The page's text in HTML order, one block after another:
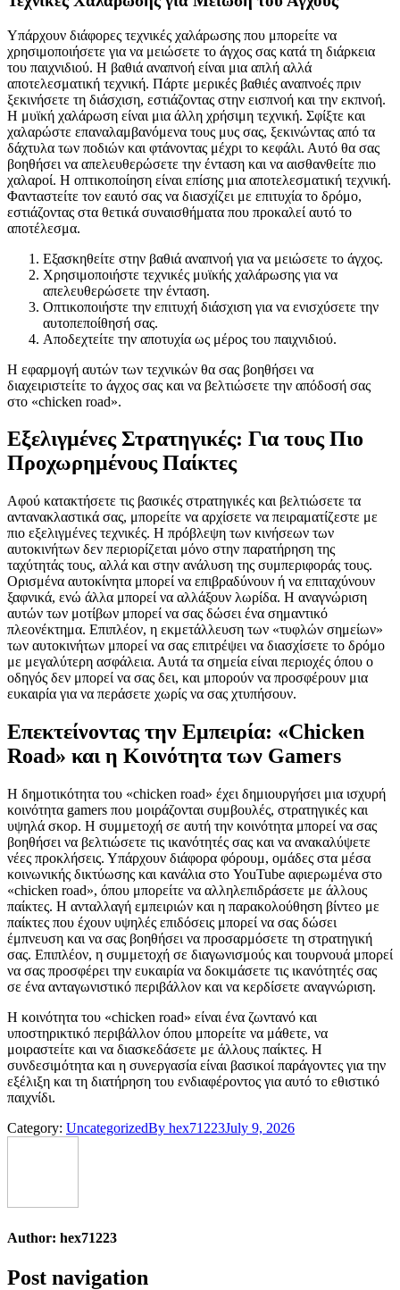
Υπάρχουν διάφορες τεχνικές χαλάρωσης που μπορείτε να
χρησιμοποιήσετε για να μειώσετε το άγχος σας κατά τη διάρκεια
του παιχνιδιού. Η βαθιά αναπνοή είναι μια απλή αλλά
αποτελεσματική τεχνική. Πάρτε μερικές βαθιές αναπνοές πριν
ξεκινήσετε τη διάσχιση, εστιάζοντας στην εισπνοή και την εκπνοή.
Η μυϊκή χαλάρωση είναι μια άλλη χρήσιμη τεχνική. Σφίξτε και
χαλαρώστε επαναλαμβανόμενα τους μυς σας, ξεκινώντας από τα
δάχτυλα των ποδιών και φτάνοντας μέχρι το κεφάλι. Αυτό θα σας
βοηθήσει να απελευθερώσετε την ένταση και να αισθανθείτε πιο
χαλαροί. Η οπτικοποίηση είναι επίσης μια αποτελεσματική τεχνική.
Φανταστείτε τον εαυτό σας να διασχίζει με επιτυχία το δρόμο,
εστιάζοντας στα θετικά συναισθήματα που προκαλεί αυτό το
αποτέλεσμα.
Εξασκηθείτε στην βαθιά αναπνοή για να μειώσετε το άγχος.
Χρησιμοποιήστε τεχνικές μυϊκής χαλάρωσης για να
απελευθερώσετε την ένταση.
Οπτικοποιήστε την επιτυχή διάσχιση για να ενισχύσετε την
αυτοπεποίθησή σας.
Αποδεχτείτε την αποτυχία ως μέρος του παιχνιδιού.
Η εφαρμογή αυτών των τεχνικών θα σας βοηθήσει να
διαχειριστείτε το άγχος σας και να βελτιώσετε την απόδοσή σας
στο «chicken road».
Εξελιγμένες Στρατηγικές: Για τους Πιο
Προχωρημένους Παίκτες
Αφού κατακτήσετε τις βασικές στρατηγικές και βελτιώσετε τα
αντανακλαστικά σας, μπορείτε να αρχίσετε να πειραματίζεστε με
πιο εξελιγμένες τεχνικές. Η πρόβλεψη των κινήσεων των
αυτοκινήτων δεν περιορίζεται μόνο στην παρατήρηση της
ταχύτητάς τους, αλλά και στην ανάλυση της συμπεριφοράς τους.
Ορισμένα αυτοκίνητα μπορεί να επιβραδύνουν ή να επιταχύνουν
ξαφνικά, ενώ άλλα μπορεί να αλλάξουν λωρίδα. Η αναγνώριση
αυτών των μοτίβων μπορεί να σας δώσει ένα σημαντικό
πλεονέκτημα. Επιπλέον, η εκμετάλλευση των «τυφλών σημείων»
των αυτοκινήτων μπορεί να σας επιτρέψει να διασχίσετε το δρόμο
με μεγαλύτερη ασφάλεια. Αυτά τα σημεία είναι περιοχές όπου ο
οδηγός δεν μπορεί να σας δει, και μπορούν να προσφέρουν μια
ευκαιρία για να περάσετε χωρίς να σας χτυπήσουν.
Επεκτείνοντας την Εμπειρία: «Chicken
Road» και η Κοινότητα των Gamers
Η δημοτικότητα του «chicken road» έχει δημιουργήσει μια ισχυρή
κοινότητα gamers που μοιράζονται συμβουλές, στρατηγικές και
υψηλά σκορ. Η συμμετοχή σε αυτή την κοινότητα μπορεί να σας
βοηθήσει να βελτιώσετε τις ικανότητές σας και να ανακαλύψετε
νέες προκλήσεις. Υπάρχουν διάφορα φόρουμ, ομάδες στα μέσα
κοινωνικής δικτύωσης και κανάλια στο YouTube αφιερωμένα στο
«chicken road», όπου μπορείτε να αλληλεπιδράσετε με άλλους
παίκτες. Η ανταλλαγή εμπειριών και η παρακολούθηση βίντεο με
παίκτες που έχουν υψηλές επιδόσεις μπορεί να σας δώσει
έμπνευση και να σας βοηθήσει να προσαρμόσετε τη στρατηγική
σας. Επιπλέον, η συμμετοχή σε διαγωνισμούς και τουρνουά μπορεί
να σας προσφέρει την ευκαιρία να δοκιμάσετε τις ικανότητές σας
σε ένα ανταγωνιστικό περιβάλλον και να κερδίσετε αναγνώριση.
Η κοινότητα του «chicken road» είναι ένα ζωντανό και
υποστηρικτικό περιβάλλον όπου μπορείτε να μάθετε, να
μοιραστείτε και να διασκεδάσετε με άλλους παίκτες. Η
συνδεσιμότητα και η συνεργασία είναι βασικοί παράγοντες για την
εξέλιξη και τη διατήρηση του ενδιαφέροντος για αυτό το εθιστικό
παιχνίδι.
Category: UncategorizedBy hex71223July 9, 2026
Author: hex71223
Post navigation